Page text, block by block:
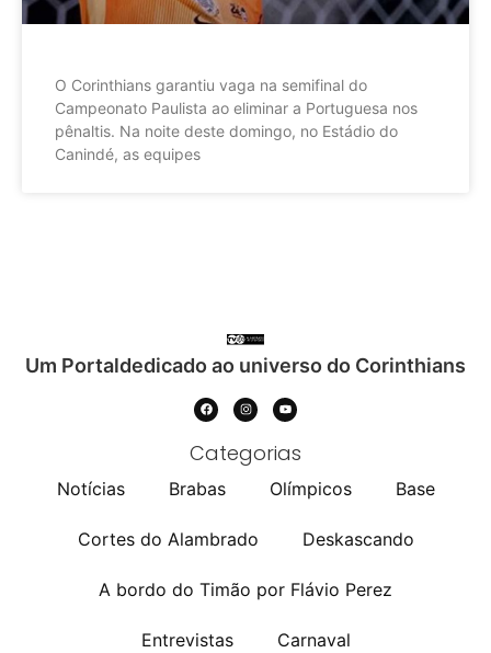
O Corinthians garantiu vaga na semifinal do
Campeonato Paulista ao eliminar a Portuguesa nos
pênaltis. Na noite deste domingo, no Estádio do
Canindé, as equipes
Um Portaldedicado ao universo do Corinthians
Categorias
Notícias Brabas Olímpicos Base
Cortes do Alambrado Deskascando
A bordo do Timão por Flávio Perez
Entrevistas Carnaval